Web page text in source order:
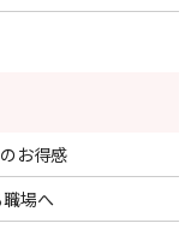
お得感
場へ